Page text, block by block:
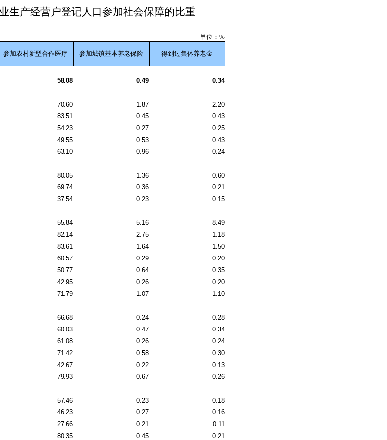
生产经营户登记人口参加社会保障的比重
单位：%
参加农村新型合作医疗 参加城镇基本养老保险 得到过集体养老金
58.08 0.49 0.34
70.60 1.87
2.20
83.51 0.45
0.43
54.23 0.27
0.25
49.55 0.53
0.43
63.10 0.96 0.24
80.05 1.36
0.60
69.74 0.36
0.21
37.54 0.23 0.15
55.84 5.16
8.49
82.14 2.75
1.18
83.61 1.64
1.50
60.57 0.29
0.20
50.77 0.64
0.35
42.95 0.26
0.20
71.79 1.07 1.10
66.68 0.24
0.28
60.03 0.47
0.34
61.08 0.26
0.24
71.42 0.58
0.30
42.67 0.22
0.13
79.93 0.67 0.26
57.46 0.23
0.18
46.23 0.27
0.16
27.66 0.21
0.11
80.35 0.45
0.21